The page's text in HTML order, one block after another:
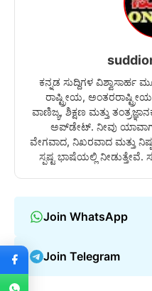
ಕನ್ನಡ ಸುದ್ದಿಗಳ
ರಾಷ್ಟ್ರೀಯ,
ವಾಣಿಜ್ಯ, ಶಿಕ್ಷಣ ಮತ್ತು
ಅಪ್‌ಡೇಟ್. ನೀವು
ವೇಗವಾದ, ನಿಖರವಾದ ಮತ್ತು
ಸ್ಪಷ್ಟ ಭಾಷೆಯಲ್ಲಿ ನೀಡುತ್ತೇವೆ.
Join WhatsApp
Join Telegram